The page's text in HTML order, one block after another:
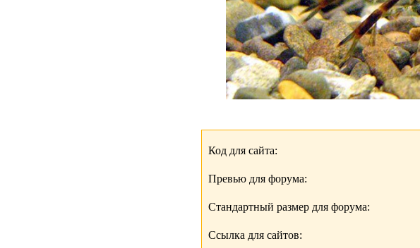
Код для сайта:
Превью для форума:
Стандартный размер для форума:
Ссылка для сайтов: